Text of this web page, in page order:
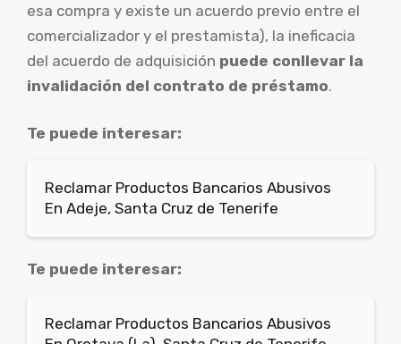
esa compra y existe un acuerdo previo entre el
comercializador y el prestamista), la ineficacia
del acuerdo de adquisición puede conllevar la
invalidación del contrato de préstamo.
Te puede interesar:
Reclamar Productos Bancarios Abusivos
En Adeje, Santa Cruz de Tenerife
Te puede interesar:
Reclamar Productos Bancarios Abusivos